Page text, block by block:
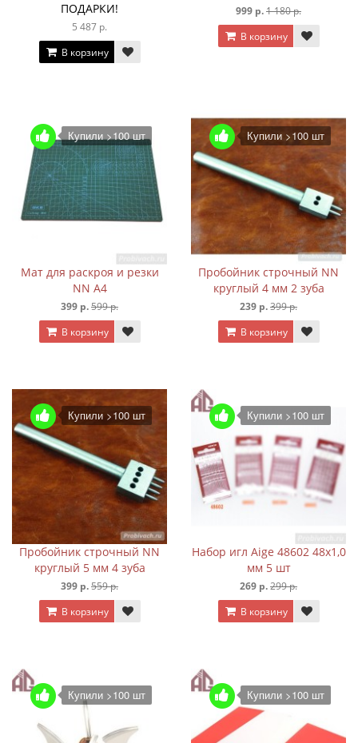
ПОДАРКИ!
5 487 р.
В корзину
999 р.1 180 р.
В корзину
Купили >100 шт
Мат для раскроя и резки
NN А4
399 р.599 р.
В корзину
Купили >100 шт
Пробойник строчный NN
круглый 4 мм 2 зуба
239 р.399 р.
В корзину
Купили >100 шт
Пробойник строчный NN
круглый 5 мм 4 зуба
399 р.559 р.
В корзину
Купили >100 шт
Набор игл Aige 48602 48х1,0
мм 5 шт
269 р.299 р.
В корзину
Купили >100 шт Купили >100 шт